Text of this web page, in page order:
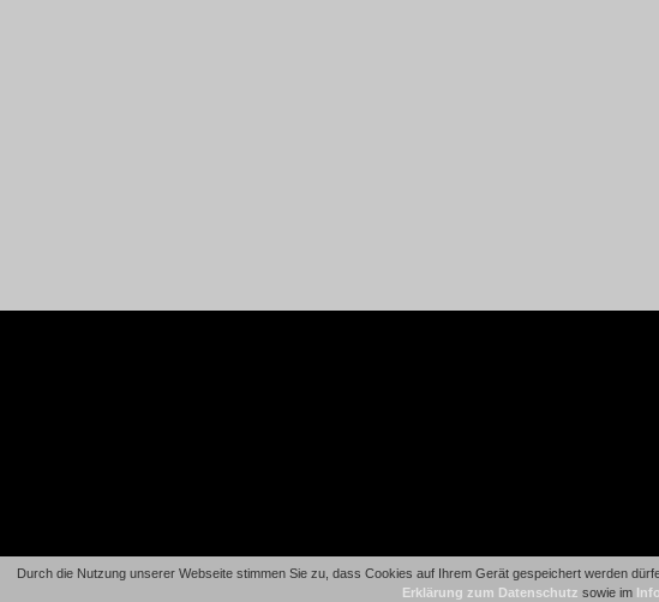
Durch die Nutzung unserer Webseite stimmen Sie zu, dass Cookies auf Ihrem Gerät gespeichert werden
Erklärung zum Datenschutz sowie im